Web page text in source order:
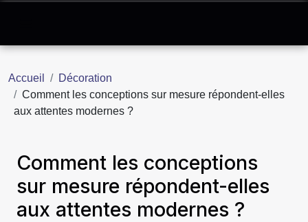
Accueil
Décoration
Comment les conceptions sur mesure répondent-elles
aux attentes modernes ?
Comment les conceptions
sur mesure répondent-elles
aux attentes modernes ?